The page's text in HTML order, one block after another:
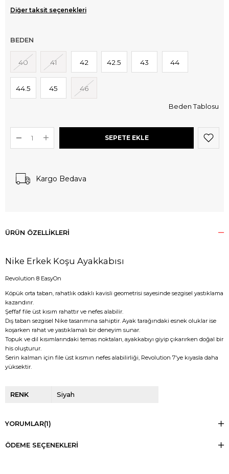
Diğer taksit seçenekleri
BEDEN
40 41 42 42.5 43 44
44.5 45 46
Beden Tablosu
Kargo Bedava
ÜRÜN ÖZELLIKLERI
Nike Erkek Koşu Ayakkabısı
Revolution 8 EasyOn
Köpük orta taban, rahatlık odaklı kavisli geometrisi sayesinde sezgisel yastıklama
kazandırır.
Şeffaf file üst kısım rahattır ve nefes alabilir.
Dış taban sezgisel Nike tasarımına sahiptir. Ayak tarağındaki esnek oluklar ise
koşarken rahat ve yastıklamalı bir deneyim sunar.
Topuk ve dil kısımlarındaki temas noktaları, ayakkabıyı giyip çıkarırken doğal bir
his oluşturur.
Serin kalman için file üst kısmın nefes alabilirliği, Revolution 7'ye kıyasla daha
yüksektir.
RENK Siyah
YORUMLAR(1)
ÖDEME SEÇENEKLERI